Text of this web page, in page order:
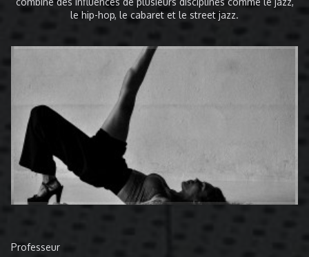
le hip-hop, le cabaret et le street jazz.
Professeur